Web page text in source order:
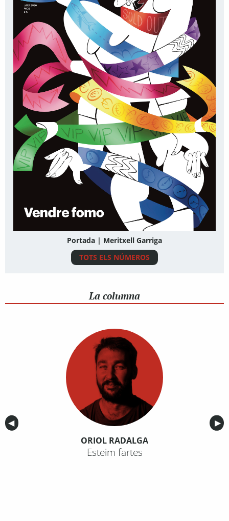
Portada | Meritxell Garriga
TOTS ELS NÚMEROS
La columna
Anterior
◀︎ ▶︎
ORIOL RADALGA
Esteim fartes